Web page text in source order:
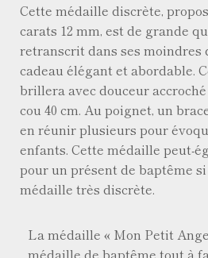
Cette médaille discrète,
carats 12 mm, est de grande
retranscrit dans ses moindres
cadeau élégant et abordable.
brillera avec douceur
cou 40 cm. Au poignet, un
en réunir plusieurs pour
enfants. Cette médaille peut-
pour un présent de baptême
médaille très discrète.
La médaille « Mon Petit
médaille de baptême tout à